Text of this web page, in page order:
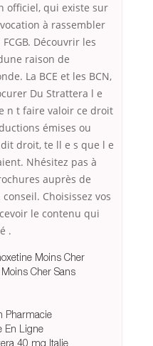
officiel, qui existe sur
à rassembler
Découvrir les
raison de
La BCE et les BCN,
Du Strattera l e
n t faire valoir ce droit
émises ou
droit, te ll e s que l e
Nhésitez pas à
auprès de
Choisissez vos
le contenu qui
.
Moins Cher
Cher Sans
Pharmacie
En Ligne
40 mg Italie